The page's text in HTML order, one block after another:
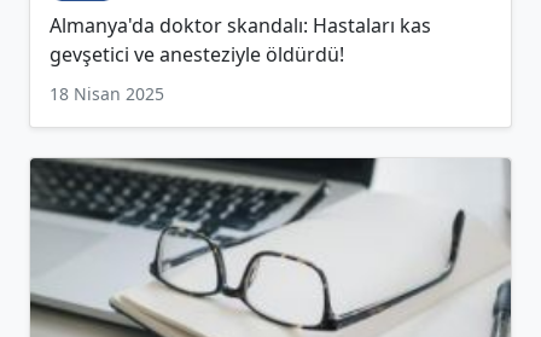
Almanya'da doktor skandalı: Hastaları kas
gevşetici ve anesteziyle öldürdü!
18 Nisan 2025